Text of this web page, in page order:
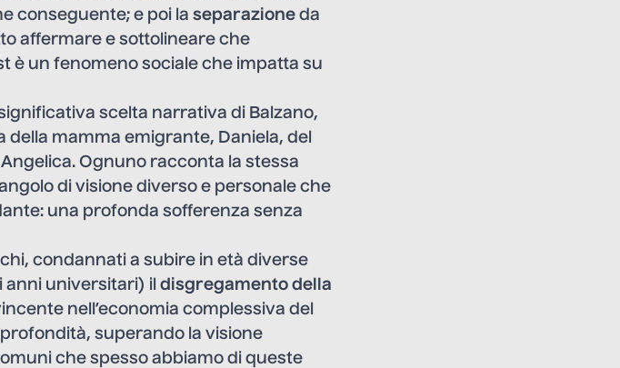
conseguente; e poi la separazione da
affermare e sottolineare che
è un fenomeno sociale che impatta su
scelta narrativa di Balzano,
della mamma emigrante, Daniela, del
Ognuno racconta la stessa
di visione diverso e personale che
una profonda sofferenza senza
condannati a subire in età diverse
anni universitari) il disgregamento della
nell’economia complessiva del
superando la visione
che spesso abbiamo di queste